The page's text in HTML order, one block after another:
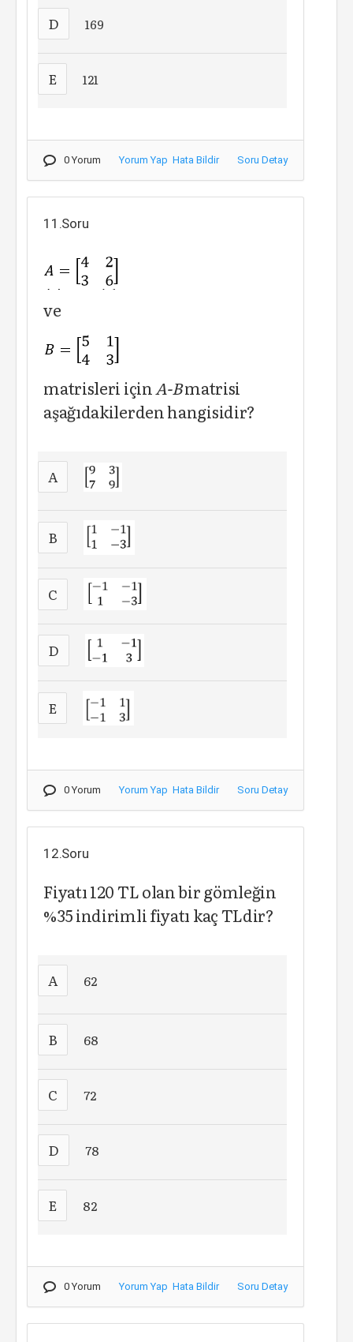
D 169
E 121
0 Yorum Yorum Yap Hata Bildir Soru Detay
11.Soru
ve
matrisleri içinA-Bmatrisi
aşağıdakilerden hangisidir?
A
B
C
D
E
0 Yorum Yorum Yap Hata Bildir Soru Detay
12.Soru
Fiyatı 120 TL olan bir gömleğin
%35 indirimli fiyatı kaç TLdir?
A 62
B 68
C 72
D 78
E 82
0 Yorum Yorum Yap Hata Bildir Soru Detay